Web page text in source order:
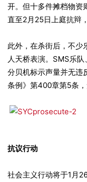
开。但十多件摊档物资
直至2月25日上庭抗辩
此外，在杀街后，不少
人天桥表演。SMS乐
分贝机标示声量并无违
条例》第400章第5条，
抗议行动
社会主义行动将于1月